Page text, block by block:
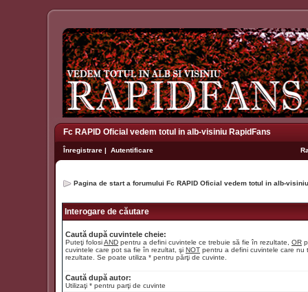
Fc RAPID Oficial vedem totul in alb-visiniu RapidFans
Înregistrare | Autentificare
Pagina de start a forumului Fc RAPID Oficial vedem totul in alb-
Interogare de căutare
Caută după cuvintele cheie:
Puteţi folosiAND pentru a defini cuvintele ce trebuie să fie în rezultate, OR
cuvintele care pot sa fie în rezultat, şi NOT pentru a defini cuvintele care nu
rezultate. Se poate utiliza * pentru părţi de cuvinte.
Caută după autor:
Utilizaţi * pentru parţi de cuvinte